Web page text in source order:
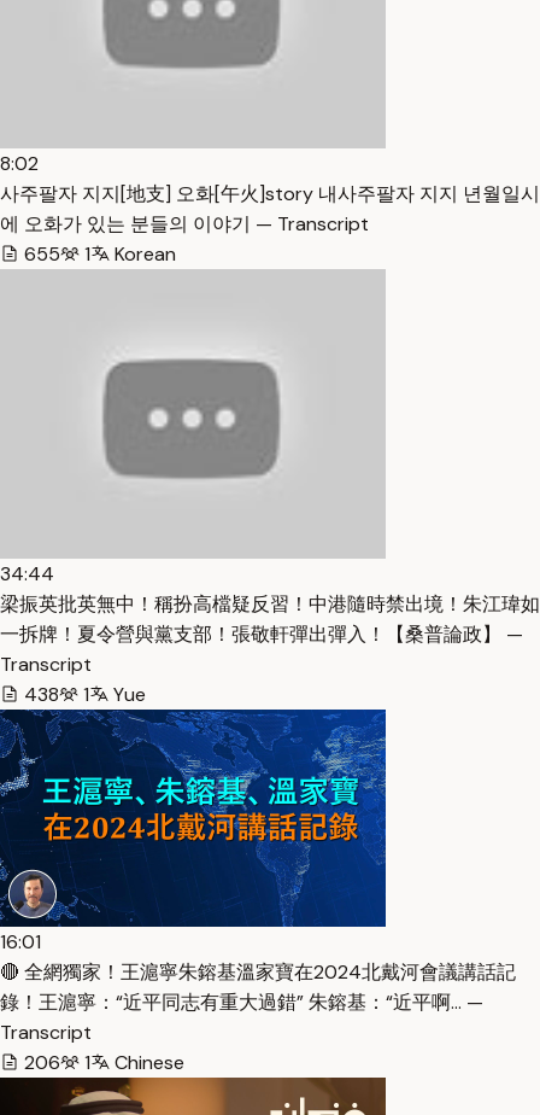
8:02
사주팔자 지지[地支] 오화[午火]story 내사주팔자 지지 년월일시
에 오화가 있는 분들의 이야기 — Transcript
655
1 Korean
34:44
梁振英批英無中！稱扮高檔疑反習！中港隨時禁出境！朱江瑋如
一拆牌！夏令營與黨支部！張敬軒彈出彈入！【桑普論政】 —
Transcript
438
1 Yue
16:01
🔴 全網獨家！王滬寧朱鎔基溫家寶在2024北戴河會議講話記
錄！王滬寧：“近平同志有重大過錯” 朱鎔基：“近平啊… —
Transcript
206
1 Chinese